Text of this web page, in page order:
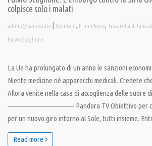
colpisce solo i malati
admin@pandoratv | Opinioni, PrimoPiano, Tintarella di luna di
Fulvio Scaglione
La Ue ha prolungato di un anno le sanzioni
Niente medicine né apparecchi medicali. Credete
Allora venite nella casa di accoglienza delle suore
———————————— Pandora TV Obiettivo per
per un nuovo giro intorno al Sole, tutti insieme.
Read more